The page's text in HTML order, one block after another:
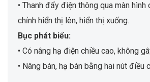
• Thanh đẩy điện thông qua màn
chỉnh hiển thị lên, hiển thị xuống.
Bục phát biểu:
• Có nâng hạ điện chiều cao, không
• Nâng bàn, hạ bàn bằng hai nút điều